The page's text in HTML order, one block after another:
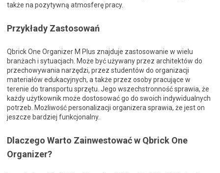
także na pozytywną atmosferę pracy.
Przykłady Zastosowań
Qbrick One Organizer M Plus znajduje zastosowanie w wielu
branżach i sytuacjach. Może być używany przez architektów do
przechowywania narzędzi, przez studentów do organizacji
materiałów edukacyjnych, a także przez osoby pracujące w
terenie do transportu sprzętu. Jego wszechstronność sprawia, że
każdy użytkownik może dostosować go do swoich indywidualnych
potrzeb. Możliwość personalizacji organizera sprawia, że jest on
jeszcze bardziej funkcjonalny.
Dlaczego Warto Zainwestować w Qbrick One
Organizer?